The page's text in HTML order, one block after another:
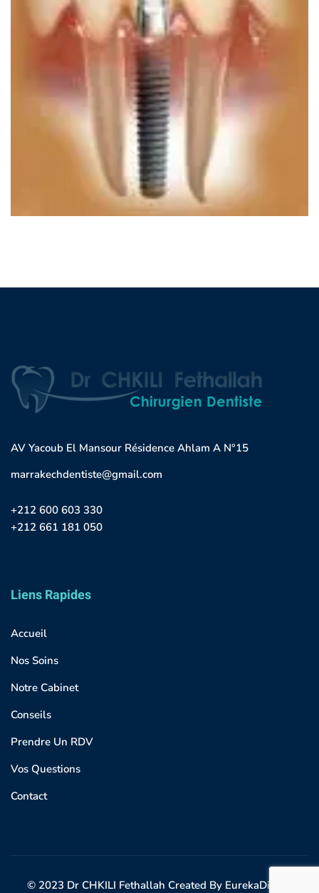
AV Yacoub El Mansour Résidence Ahlam A N°15
marrakechdentiste@gmail.com
+212 600 603 330
+212 661 181 050
Liens Rapides
Accueil
Nos Soins
Notre Cabinet
Conseils
Prendre Un RDV
Vos Questions
Contact
© 2023 Dr CHKILI Fethallah Created By EurekaDigital